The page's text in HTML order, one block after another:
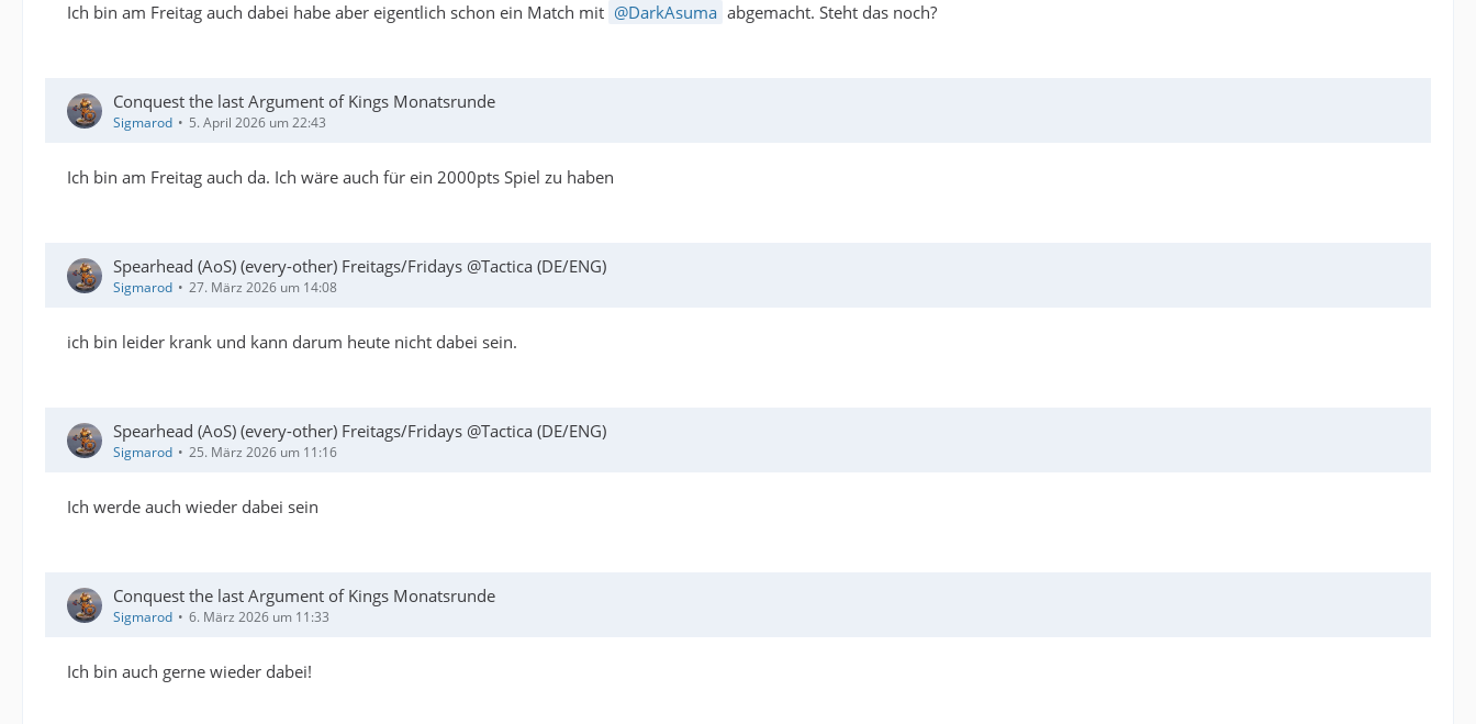
Ich bin am Freitag auch dabei habe aber eigentlich schon ein Match mit DarkAsuma abgemacht. Steht das noch?
Conquest the last Argument of Kings Monatsrunde
Sigmarod 5. April 2026 um 22:43
Ich bin am Freitag auch da. Ich wäre auch für ein 2000pts Spiel zu haben
Spearhead (AoS) (every-other) Freitags/Fridays @Tactica (DE/ENG)
Sigmarod 27. März 2026 um 14:08
ich bin leider krank und kann darum heute nicht dabei sein.
Spearhead (AoS) (every-other) Freitags/Fridays @Tactica (DE/ENG)
Sigmarod 25. März 2026 um 11:16
Ich werde auch wieder dabei sein
Conquest the last Argument of Kings Monatsrunde
Sigmarod 6. März 2026 um 11:33
Ich bin auch gerne wieder dabei!